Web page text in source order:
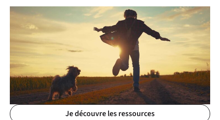
Je découvre les ressources